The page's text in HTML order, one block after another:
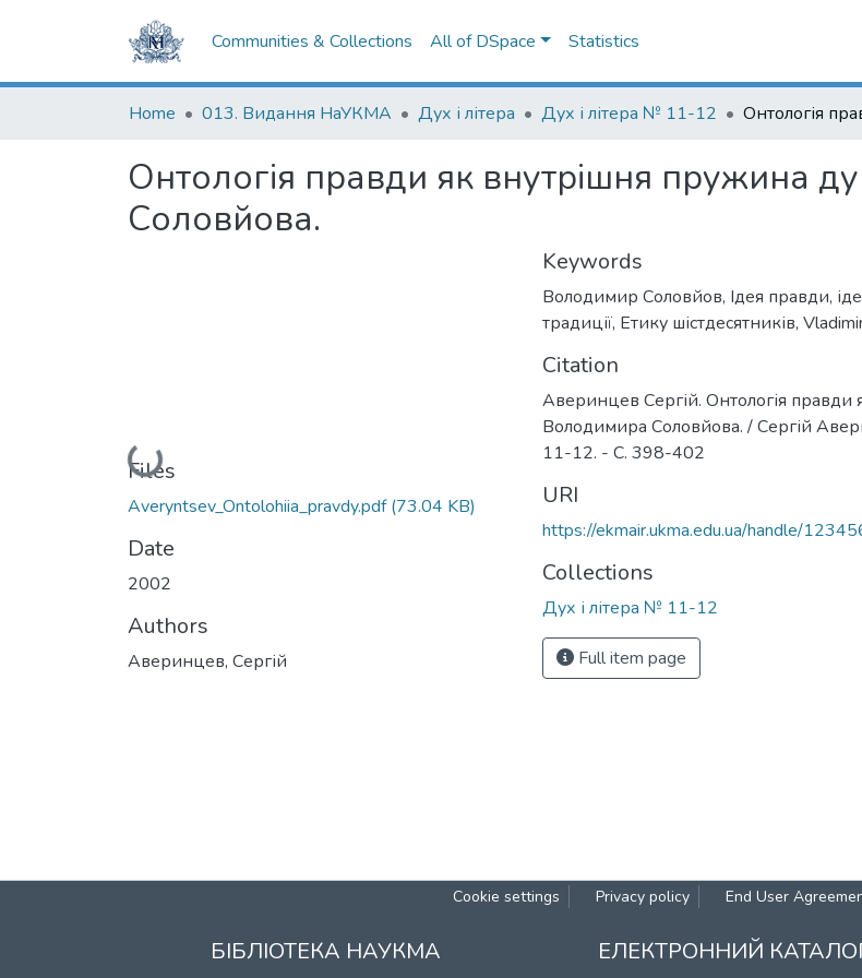
Communities & Collections All of DSpace Statistics
Home 013. Видання НаУКМА Дух і літера Дух і літера № 11-12
Онтологія правди як внутрішня пружина
Соловйова.
Loading...
Files
Averyntsev_Ontolohiia_pravdy.pdf(73.04 KB)
Date
2002
Authors
Аверинцев, Сергій
Keywords
Володимир Соловйов, Ідея правди,
традиції, Етику шістдесятників,
Citation
Аверинцев Сергій. Онтологія
Володимира Соловйова. / Сергій
11-12. - С. 398-402
URI
https://ekmair.ukma.edu.ua/handle/
Collections
Дух і літера № 11-12
Full item page
Cookie settings Privacy policy End User
БІБЛІОТЕКА НАУКМА ЕЛЕКТРОННИЙ